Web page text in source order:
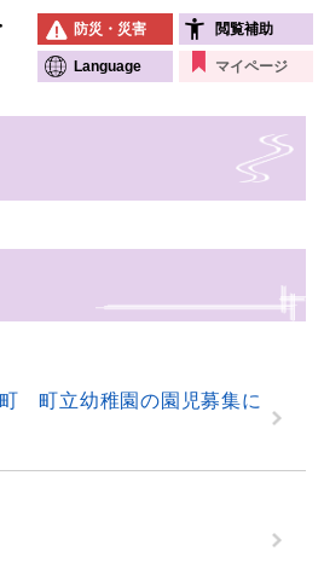
ーを飛ばして本文へ
防災・災害 閲覧補助
Language マイページ
町立幼稚園の園児募集に